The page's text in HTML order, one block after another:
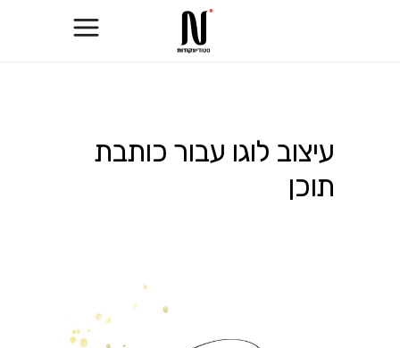
עיצוב לוגו עבור כותבת
תוכן